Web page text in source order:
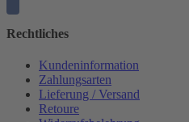
Rechtliches
Kundeninformation
Zahlungsarten
Lieferung / Versand
Retoure